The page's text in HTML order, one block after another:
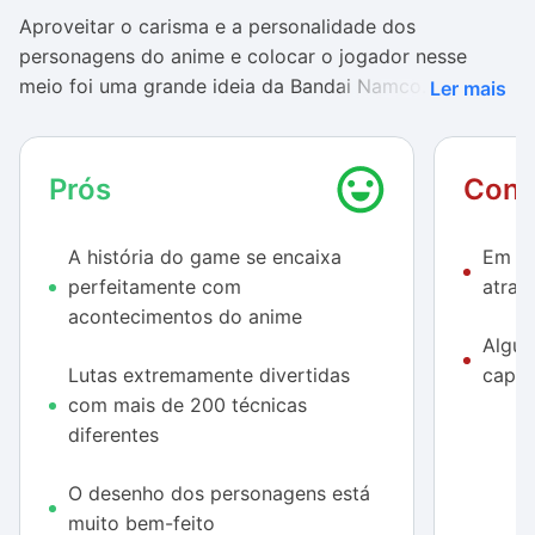
Aproveitar o carisma e a personalidade dos
personagens do anime e colocar o jogador nesse
meio foi uma grande ideia da Bandai Namco. A
fãs, que vão mesmo se sentir no meio de uma trama
maligna digna dos planos perversos do mago Babidi.
É seguro dizer que esse é o melhor título da franquia
Comparações com o ótimo título de PS2 são
inevitáveis, até mesmo pela quantidade de
Xenoverse peca, não só por decidir não colocar
personagens secundários como Rei Vegeta ou Cooler,
mas por resolver “pular” as primeiras formas de Frieza
Se a intenção de Dragon Ball Xenoverse é agradar aos
Ler mais
Prós
A história do game se encaixa
perfeitamente com
acontecimentos do anime
Lutas extremamente divertidas
com mais de 200 técnicas
diferentes
O desenho dos personagens está
muito bem-feito
Em